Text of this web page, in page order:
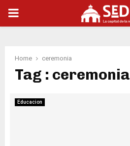
PRIMARY
Home ceremonia
Tag : ceremonia
Educacion